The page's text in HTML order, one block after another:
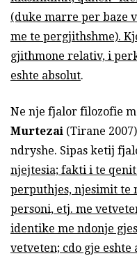
(duke marre per baze
me te pergjithshme).
gjithmone relativ, i
eshte absolut.
Ne nje fjalor filozofie
Murtezai (Tirane
ndryshe. Sipas ketij
njejtesia; fakti i te
perputhjes, njesimit te
personi, etj. me
identike me ndonje
vetveten; cdo gje eshte